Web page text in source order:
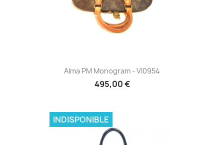
Alma PM Monogram - VI0954
495,00 €
INDISPONIBLE